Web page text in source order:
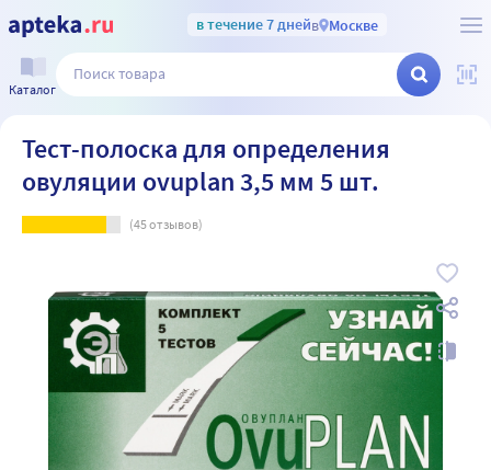
в течение 7 днейв Москве
Каталог
Тест-полоска для определения
овуляции ovuplan 3,5 мм 5 шт.
(45отзывов)